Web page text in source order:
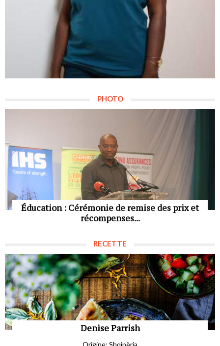
PHOTO
Éducation : Cérémonie de remise des prix et
récompenses...
RECETTE
Denise Parrish